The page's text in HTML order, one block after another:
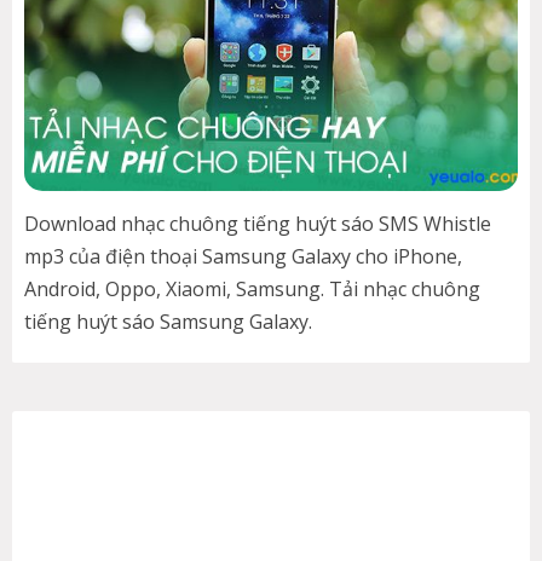
Download nhạc chuông tiếng huýt sáo SMS Whistle
mp3 của điện thoại Samsung Galaxy cho iPhone,
Android, Oppo, Xiaomi, Samsung. Tải nhạc chuông
tiếng huýt sáo Samsung Galaxy.